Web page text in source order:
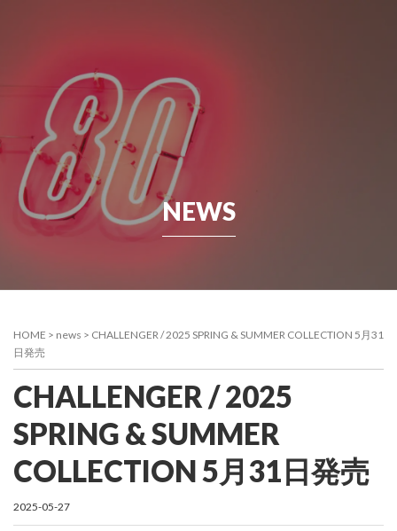
NEWS
HOME > news > CHALLENGER / 2025 SPRING & SUMMER COLLECTION 5月31
日発売
CHALLENGER / 2025
SPRING & SUMMER
COLLECTION 5月31日発売
2025-05-27